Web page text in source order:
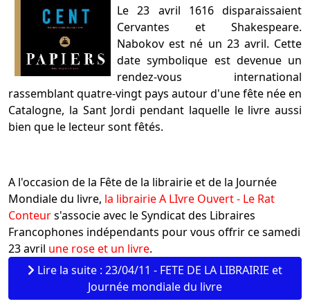
Le 23 avril 1616 disparaissaient
Cervantes et Shakespeare.
Nabokov est né un 23 avril. Cette
date symbolique est devenue un
rendez-vous international
rassemblant quatre-vingt pays autour d'une fête née en
Catalogne, la Sant Jordi pendant laquelle le livre aussi
bien que le lecteur sont fêtés.
A l'occasion de la Fête de la librairie et de la Journée
Mondiale du livre, la librairie A LIvre Ouvert - Le Rat
Conteurs'associe avec le Syndicat des Libraires
Francophones indépendants pour vous offrir ce samedi
23 avril une rose et un livre.
Lire la suite : 23/04/11 - FETE DE LA LIBRAIRIE et
Journée mondiale du livre